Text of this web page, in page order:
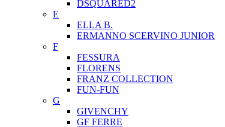
DSQUARED2
E
ELLA B.
ERMANNO SCERVINO JUNIOR
F
FESSURA
FLORENS
FRANZ COLLECTION
FUN-FUN
G
GIVENCHY
GF FERRE